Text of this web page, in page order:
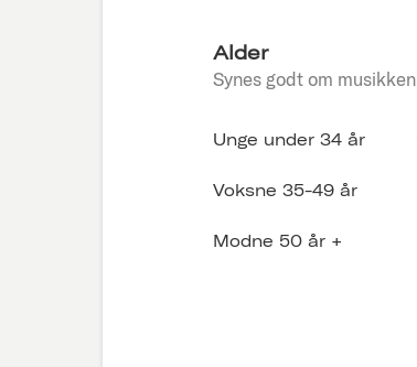
Alder
Synes godt om musikken
Unge under 34 år
Voksne 35-49 år
Modne 50 år +